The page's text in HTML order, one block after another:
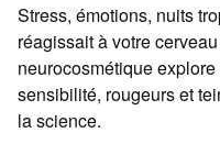
Stress, émotions, nuits
réagissait à votre
neurocosmétique
sensibilité, rougeurs et
la science.